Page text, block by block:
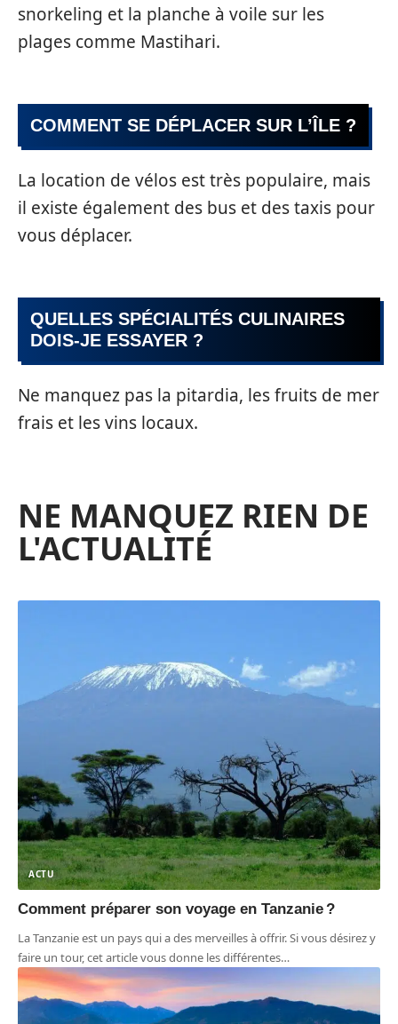
snorkeling et la planche à voile sur les
plages comme Mastihari.
COMMENT SE DÉPLACER SUR L’ÎLE ?
La location de vélos est très populaire, mais
il existe également des bus et des taxis pour
vous déplacer.
QUELLES SPÉCIALITÉS CULINAIRES
DOIS-JE ESSAYER ?
Ne manquez pas la pitardia, les fruits de mer
frais et les vins locaux.
NE MANQUEZ RIEN DE
L'ACTUALITÉ
ACTU
Comment préparer son voyage en Tanzanie ?
La Tanzanie est un pays qui a des merveilles à offrir. Si vous désirez y
faire un tour, cet article vous donne les différentes…